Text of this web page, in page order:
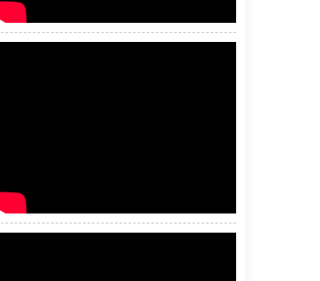
Nhà Sản Xuất Nhà Lắp Ghép Tốt